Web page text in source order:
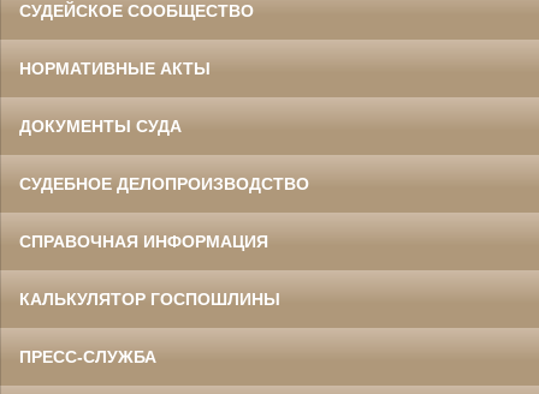
СУДЕЙСКОЕ СООБЩЕСТВО
НОРМАТИВНЫЕ АКТЫ
ДОКУМЕНТЫ СУДА
СУДЕБНОЕ ДЕЛОПРОИЗВОДСТВО
СПРАВОЧНАЯ ИНФОРМАЦИЯ
КАЛЬКУЛЯТОР ГОСПОШЛИНЫ
ПРЕСС-СЛУЖБА